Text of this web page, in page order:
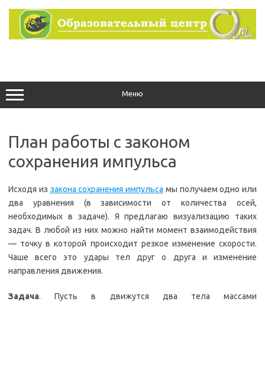
содержимому
Меню
План работы с законом
сохранения импульса
Исходя из закона сохранения импульса мы получаем одно или
два уравнения (в зависимости от количества осей,
необходимых в задаче). Я предлагаю визуализацию таких
задач. В любой из них можно найти момент взаимодействия
— точку в которой происходит резкое изменение скорости.
Чаше всего это удары тел друг о друга и изменение
направления движения.
Задача. Пусть в движутся два тела массами